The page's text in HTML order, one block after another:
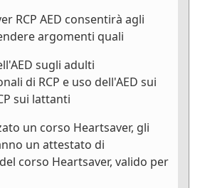
RCP AED consentirà agli
argomenti quali
sugli adulti
di RCP e uso dell'AED sui
sui lattanti
un corso Heartsaver, gli
un attestato di
corso Heartsaver, valido per